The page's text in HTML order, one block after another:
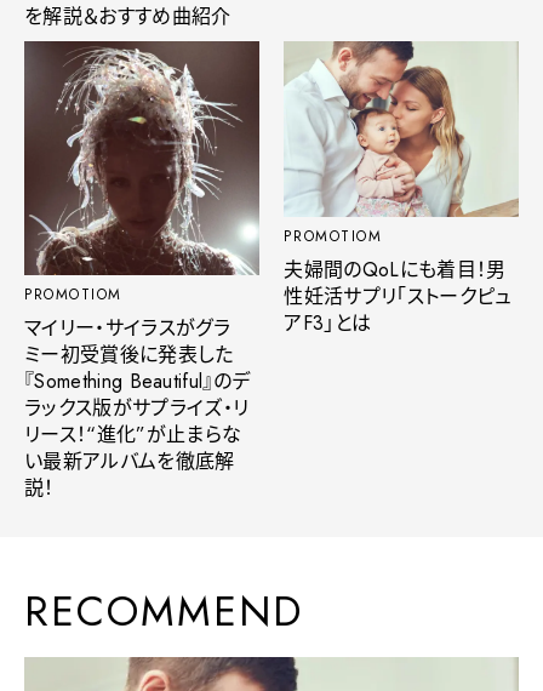
を解説＆おすすめ曲紹介
PROMOTIOM
マイリー・サイラスがグラ
ミー初受賞後に発表した
『Something Beautiful』のデ
ラックス版がサプライズ・リ
リース！“進化”が止まらな
い最新アルバムを徹底解
説！
PROMOTIOM
夫婦間のQoLにも着目！男
性妊活サプリ「ストークピュ
アF3」とは
RECOMMEND